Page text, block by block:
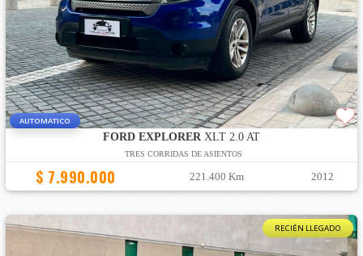
AUTOMATICO
FORD EXPLORERXLT 2.0 AT
TRES CORRIDAS DE ASIENTOS
$ 7.990.000 221.400 Km 2012
RECIÉN LLEGADO